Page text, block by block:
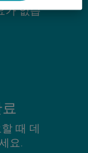
가 없습
때 데
요.